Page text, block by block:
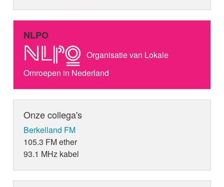
NLPO
Organisatie van Lokale
Omroepen in Nederland
Onze collega's
Berkelland FM
105.3 FM ether
93.1 MHz kabel